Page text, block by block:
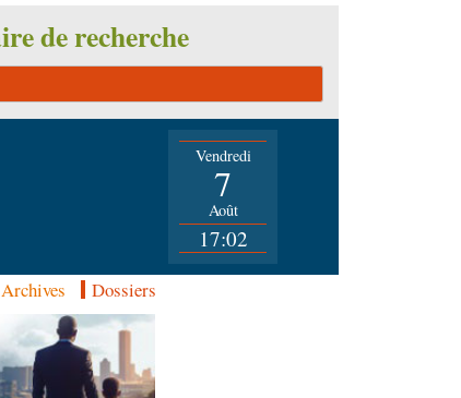
de recherche
Vendredi
7
Août
17:02
Archives Dossiers